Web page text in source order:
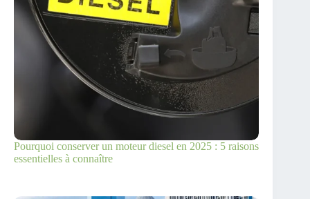
Pourquoi conserver un moteur diesel en 2025 : 5 raisons
essentielles à connaître